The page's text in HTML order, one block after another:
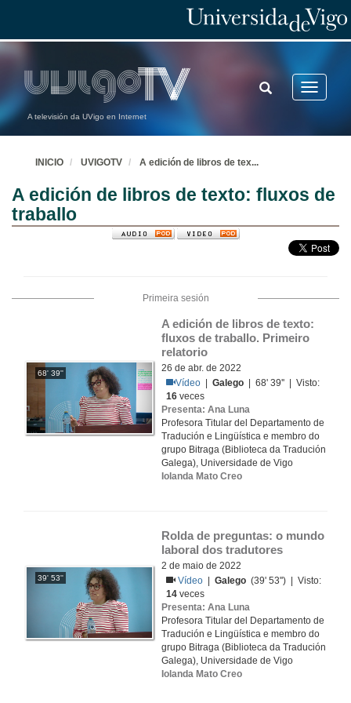
A televisión da UVigo en Internet
Toggle
TOGGLE
SEARCH
INICIO UVIGOTV A edición de libros de tex...
A edición de libros de texto: fluxos de
traballo
Primeira sesión
68' 39''
A edición de libros de texto:
fluxos de traballo. Primeiro
relatorio
26 de abr. de 2022
Vídeo |Galego | 68' 39'' | Visto:
16 veces
Presenta: Ana Luna
Profesora Titular del Departamento de
Tradución e Lingüística e membro do
grupo Bitraga (Biblioteca da Tradución
Galega), Universidade de Vigo
Iolanda Mato Creo
39' 53''
Rolda de preguntas: o mundo
laboral dos tradutores
2 de maio de 2022
Vídeo
|Galego (39' 53'') | Visto:
14 veces
Presenta: Ana Luna
Profesora Titular del Departamento de
Tradución e Lingüística e membro do
grupo Bitraga (Biblioteca da Tradución
Galega), Universidade de Vigo
Iolanda Mato Creo